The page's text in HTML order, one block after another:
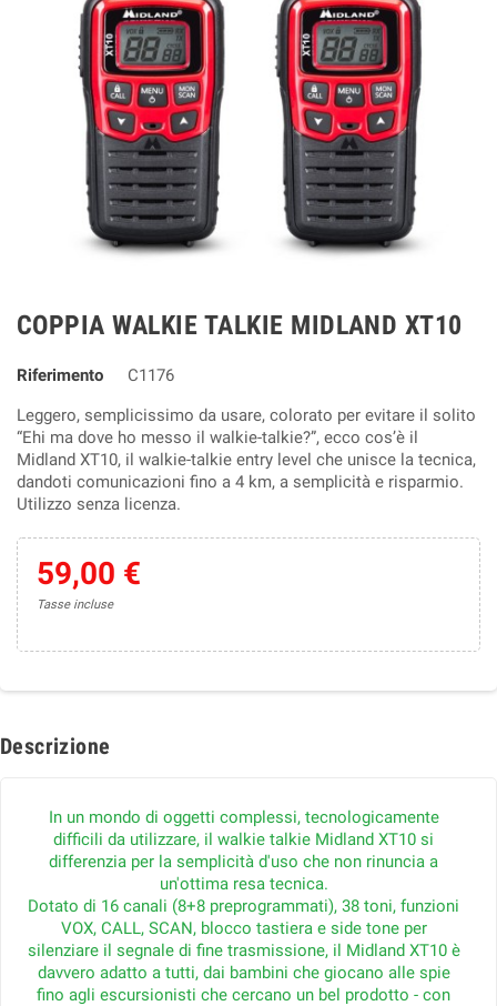
COPPIA WALKIE TALKIE MIDLAND XT10
Riferimento
C1176
Leggero, semplicissimo da usare, colorato per evitare il solito
“Ehi ma dove ho messo il walkie-talkie?”, ecco cos’è il
Midland XT10, il walkie-talkie entry level che unisce la tecnica,
dandoti comunicazioni fino a 4 km, a semplicità e risparmio.
Utilizzo senza licenza.
59,00 €
Tasse incluse
Descrizione
In un mondo di oggetti complessi, tecnologicamente
difficili da utilizzare, il walkie talkie Midland XT10 si
differenzia per la semplicità d'uso che non rinuncia a
un'ottima resa tecnica.
Dotato di 16 canali (8+8 preprogrammati), 38 toni, funzioni
VOX, CALL, SCAN, blocco tastiera e side tone per
silenziare il segnale di fine trasmissione, il Midland XT10 è
davvero adatto a tutti, dai bambini che giocano alle spie
fino agli escursionisti che cercano un bel prodotto - con